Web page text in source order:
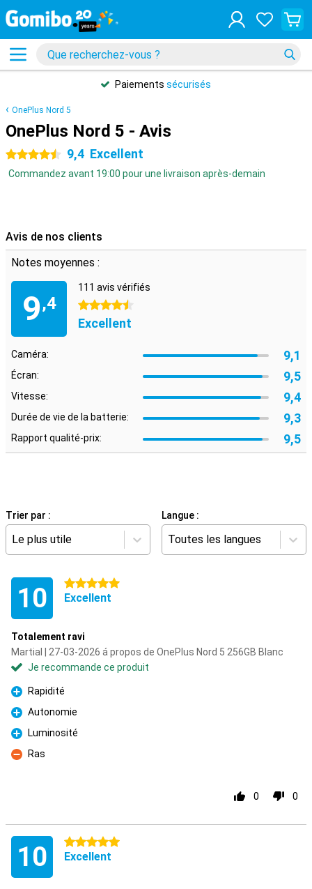
Paiements sécurisés
OnePlus Nord 5
OnePlus Nord 5 - Avis
4.5 étoiles 9,4 Excellent
Commandez avant 19:00 pour une livraison après-demain
Avis de nos clients
Notes moyennes :
9,4
111 avis vérifiés
4.5 étoiles
Excellent
Caméra: 9,1
Écran: 9,5
Vitesse: 9,4
Durée de vie de la batterie: 9,3
Rapport qualité-prix: 9,5
Trier par :
Le plus utile
Langue :
Toutes les langues
10 5 étoiles
Excellent
Totalement ravi
Martial | 27-03-2026 á propos de OnePlus Nord 5 256GB Blanc
Je recommande ce produit
Pour
Rapidité
Pour
Autonomie
Pour
Luminosité
Contre
Ras
0 0
10 5 étoiles
Excellent